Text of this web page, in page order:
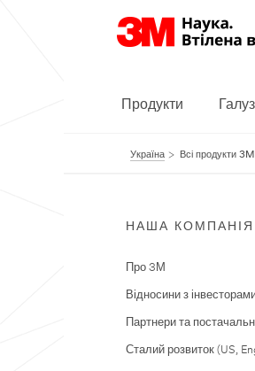
Продукти
Україна Всі продукти 3M
НАША КОМПАНІЯ
Про 3М
Відносини з
Партнери та
Сталий розвиток (US,